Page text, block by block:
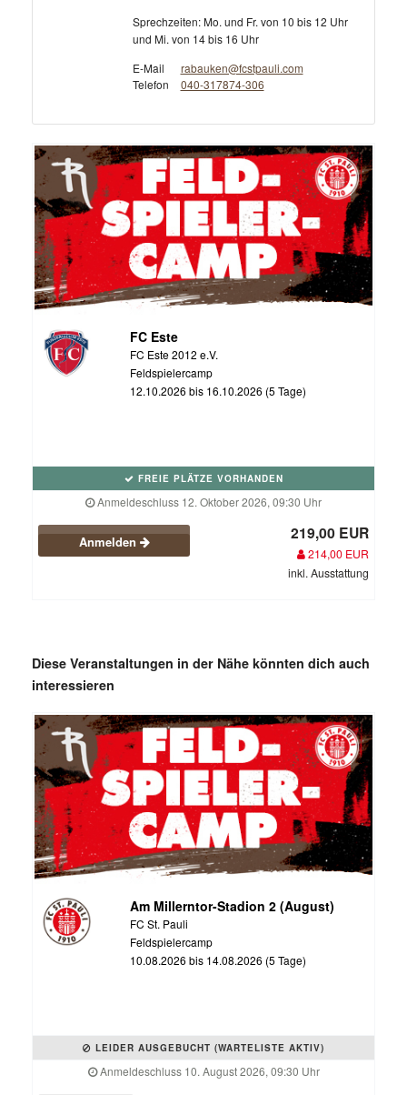
Sprechzeiten: Mo. und Fr. von 10 bis 12 Uhr
und Mi. von 14 bis 16 Uhr
E-Mail
rabauken@fcstpauli.com
Telefon
040-317874-306
FC Este
FC Este 2012 e.V.
Feldspielercamp
12.10.2026 bis 16.10.2026 (5 Tage)
FREIE PLÄTZE VORHANDEN
Anmeldeschluss 12. Oktober 2026, 09:30 Uhr
Anmelden 219,00 EUR
214,00 EUR
inkl. Ausstattung
Diese Veranstaltungen in der Nähe könnten dich auch
interessieren
Am Millerntor-Stadion 2 (August)
FC St. Pauli
Feldspielercamp
10.08.2026 bis 14.08.2026 (5 Tage)
LEIDER AUSGEBUCHT (WARTELISTE AKTIV)
Anmeldeschluss 10. August 2026, 09:30 Uhr